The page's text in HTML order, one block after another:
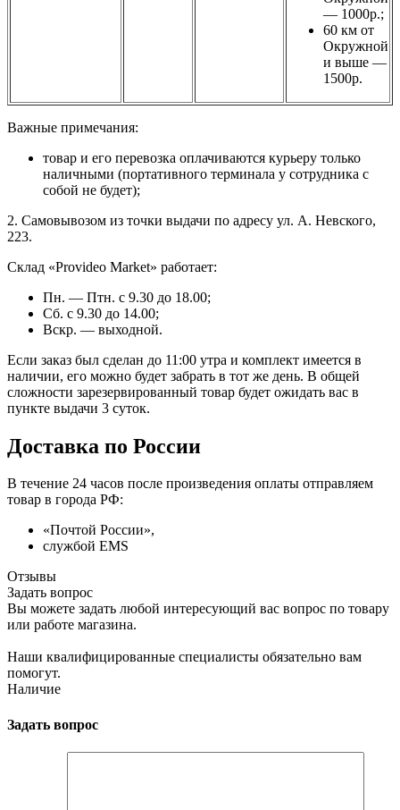
— 1000р.;
60 км от
Окружной
и выше —
1500р.
Важные примечания:
товар и его перевозка оплачиваются курьеру только
наличными (портативного терминала у сотрудника с
собой не будет);
2. Самовывозом из точки выдачи по адресу ул. А. Невского,
223.
Склад «Provideo Market» работает:
Пн. — Птн. с 9.30 до 18.00;
Сб. с 9.30 до 14.00;
Вскр. — выходной.
Если заказ был сделан до 11:00 утра и комплект имеется в
наличии, его можно будет забрать в тот же день. В общей
сложности зарезервированный товар будет ожидать вас в
пункте выдачи 3 суток.
Доставка по России
В течение 24 часов после произведения оплаты отправляем
товар в города РФ:
«Почтой России»,
службой EMS
Отзывы
Задать вопрос
Вы можете задать любой интересующий вас вопрос по товару
или работе магазина.
Наши квалифицированные специалисты обязательно вам
помогут.
Наличие
Задать вопрос